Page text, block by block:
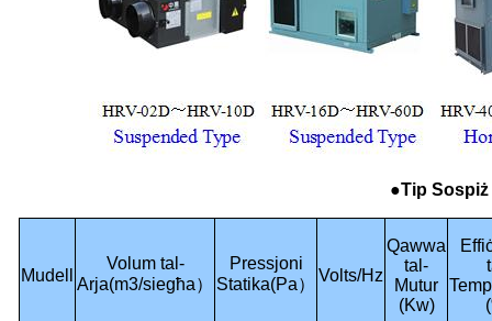
●Tip Sospiż
Mudell
Volum tal-
Arja(m3/siegħa）
Pressjoni
Statika(Pa） Volts/Hz
Qawwa
tal-
Mutur
(Kw)